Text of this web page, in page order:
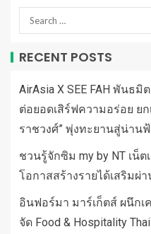
RECENT POSTS
AirAsia X SEE FAH พันธ
ต่อยอดเสิร์ฟความอร่อย ย
ราชวงศ์” พุ่งทะยานสู่น่าน
ชวนรู้จักซิม my by NT เน็
โอกาสสร้างรายได้เสริมผ่า
อินฟอร์มา มาร์เก็ตส์ ผนึกเ
จัด Food & Hospitality